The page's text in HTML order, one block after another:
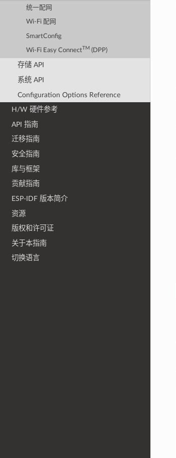
统一配网
Wi-Fi 配网
SmartConfig
Wi-Fi Easy ConnectTM (DPP)
存储 API
系统 API
Configuration Options Reference
H/W 硬件参考
API 指南
迁移指南
安全指南
库与框架
贡献指南
ESP-IDF 版本简介
资源
版权和许可证
关于本指南
切换语言